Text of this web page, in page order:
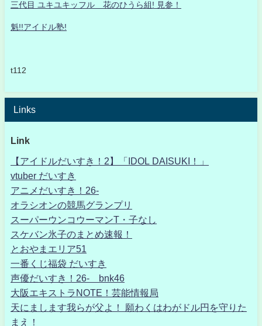
三代目 ユキユキッフル 花のひうら組! 見参！
魁!!アイドル塾!
t112
Links
Link
【アイドルだいすき！2】「IDOL DAISUKI！」
vtuber だいすき
アニメだいすき！26-
オラシオンの競馬グランプリ
スーパーウンコウーマンT・子なし
スケバン氷子のまとめ速報！
とおやまエリア51
一番くじ福袋 だいすき
声優だいすき！26- bnk46
大阪エキストラNOTE！芸能情報局
天にまします我らが父よ！ 願わくはわがドル円を守りた
まえ！